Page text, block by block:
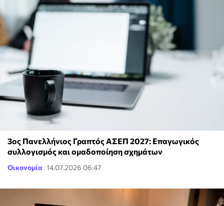
3ος Πανελλήνιος Γραπτός ΑΣΕΠ 2027: Επαγωγικός
συλλογισμός και ομαδοποίηση σχημάτων
Οικονομία 14.07.2026 06:47